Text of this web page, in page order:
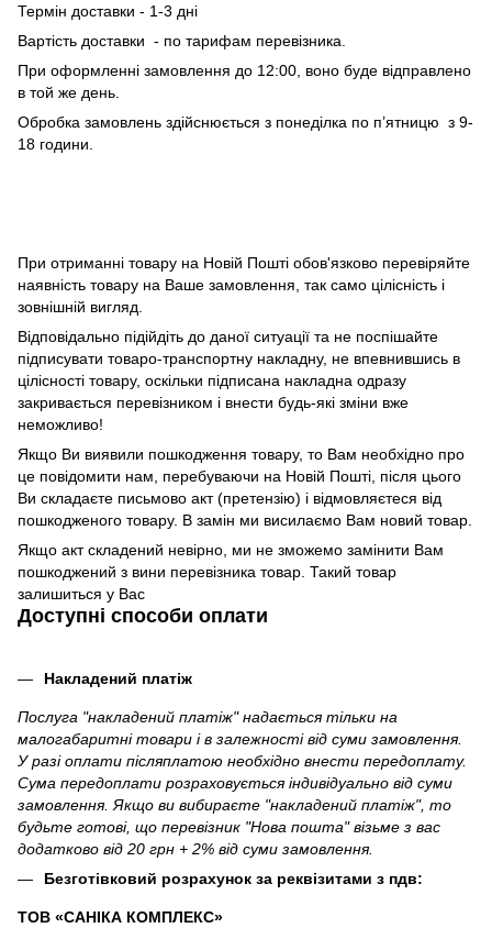
Термін доставки - 1-3 дні
Вартість доставки - по тарифам перевізника.
При оформленні замовлення до 12:00, воно буде відправлено
в той же день.
Обробка замовлень здійснюється з понеділка по п’ятницю з 9-
18 години.
При отриманні товару на Новій Пошті обов'язково перевіряйте
наявність товару на Ваше замовлення, так само цілісність і
зовнішній вигляд.
Відповідально підійдіть до даної ситуації та не поспішайте
підписувати товаро-транспортну накладну, не впевнившись в
цілісності товару, оскільки підписана накладна одразу
закривається перевізником і внести будь-які зміни вже
неможливо!
Якщо Ви виявили пошкодження товару, то Вам необхідно про
це повідомити нам, перебуваючи на Новій Пошті, після цього
Ви складаєте письмово акт (претензію) і відмовляєтеся від
пошкодженого товару. В замін ми висилаємо Вам новий товар.
Якщо акт складений невірно, ми не зможемо замінити Вам
пошкоджений з вини перевізника товар. Такий товар
залишиться у Вас
Доступні способи оплати
Накладений платіж
Послуга "накладений платіж" надається тільки на
малогабаритні товари і в залежності від суми замовлення.
У разі оплати післяплатою необхідно внести передоплату.
Сума передоплати розраховується індивідуально від суми
замовлення. Якщо ви вибираєте "накладений платіж", то
будьте готові, що перевізник "Нова пошта" візьме з вас
додатково від 20 грн + 2% від суми замовлення.
Безготівковий розрахунок за реквізитами з пдв:
ТОВ «САНІКА КОМПЛЕКС»